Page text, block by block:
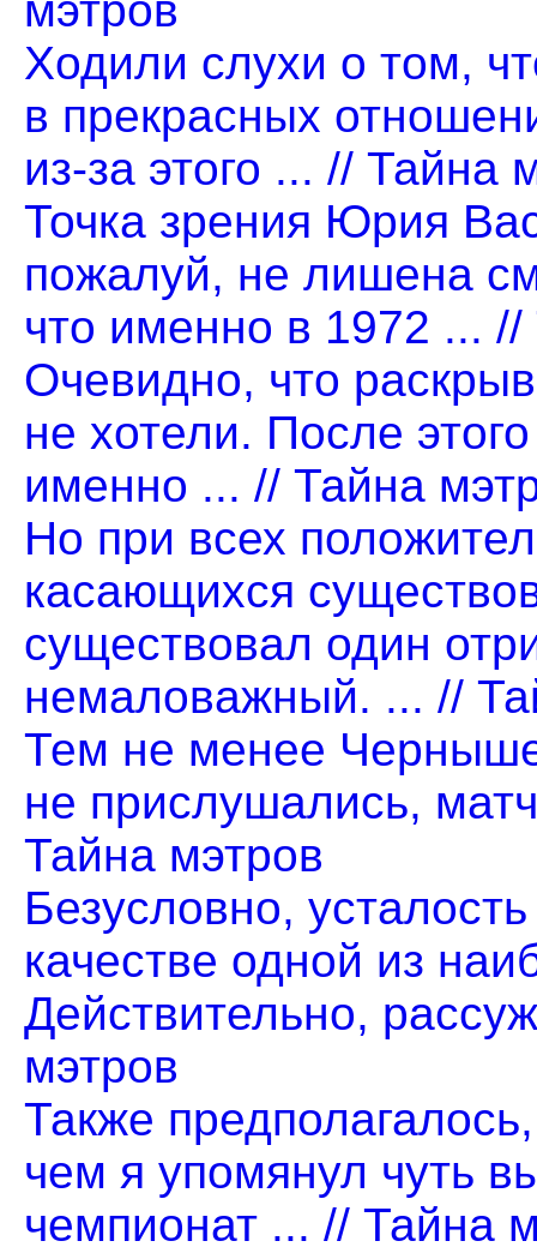
Ходили слухи о том,
в прекрасных
из-за этого ... // Тайна
Точка зрения Юрия
пожалуй, не лишена
что именно в 1972 ...
Очевидно, что
не хотели. После
именно ... // Тайна
Но при всех
касающихся
существовал один
немаловажный. ... //
Тем не менее
не прислушались,
Тайна мэтров
Безусловно,
качестве одной из
Действительно,
мэтров
Также
чем я упомянул чуть
чемпионат ... // Тайна